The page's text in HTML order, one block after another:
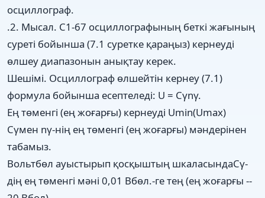
осциллограф.
.2. Мысал. С1-67 осциллографының беткі жағының
суреті бойынша (7.1 суретке қараңыз) кернеуді
өлшеу диапазонын анықтау керек.
Шешімі. Осциллограф өлшейтін кернеу (7.1)
формула бойынша есептеледі: U = Cγnγ.
Ең төменгі (ең жоғарғы) кернеуді Umin(Umax)
Cγмен nγ-нің ең төменгі (ең жоғарғы) мәндерінен
табамыз.
Вольтбөл ауыстырып қосқыштың шкаласындаCγ-
дің ең төменгі мәні 0,01 Вбөл.-ге тең (ең жоғарғы --